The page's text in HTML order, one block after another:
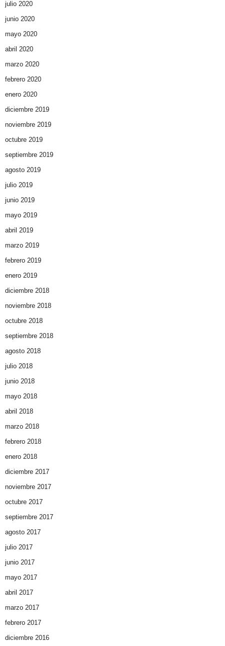
julio 2020
junio 2020
mayo 2020
abril 2020
marzo 2020
febrero 2020
enero 2020
diciembre 2019
noviembre 2019
octubre 2019
septiembre 2019
agosto 2019
julio 2019
junio 2019
mayo 2019
abril 2019
marzo 2019
febrero 2019
enero 2019
diciembre 2018
noviembre 2018
octubre 2018
septiembre 2018
agosto 2018
julio 2018
junio 2018
mayo 2018
abril 2018
marzo 2018
febrero 2018
enero 2018
diciembre 2017
noviembre 2017
octubre 2017
septiembre 2017
agosto 2017
julio 2017
junio 2017
mayo 2017
abril 2017
marzo 2017
febrero 2017
diciembre 2016